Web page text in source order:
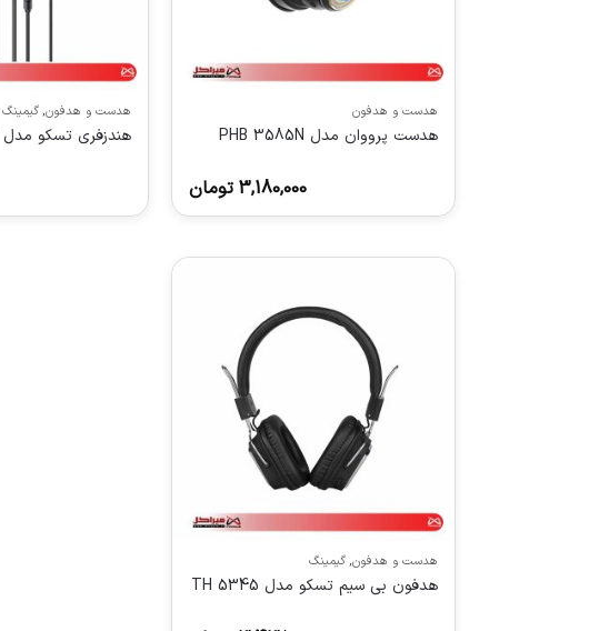
هدست و هدفون
هدست پرووان مدل PHB 3585N
3,180,000 تومان
هدست و هدفون,گیمینگ
هندزفری تسکو مدل TH5062
هدست و هدفون,گیمینگ
هدفون بی سیم تسکو مدل TH 5345